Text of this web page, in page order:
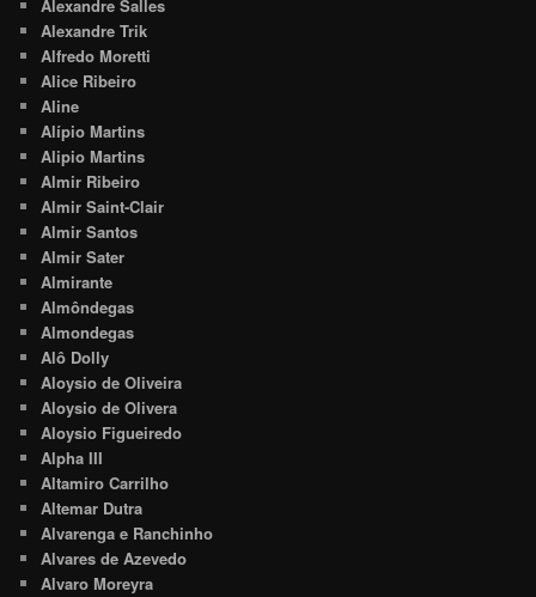
Alexandre Salles
Alexandre Trik
Alfredo Moretti
Alice Ribeiro
Aline
Alípio Martins
Alipio Martins
Almir Ribeiro
Almir Saint-Clair
Almir Santos
Almir Sater
Almirante
Almôndegas
Almondegas
Alô Dolly
Aloysio de Oliveira
Aloysio de Olivera
Aloysio Figueiredo
Alpha III
Altamiro Carrilho
Altemar Dutra
Alvarenga e Ranchinho
Alvares de Azevedo
Alvaro Moreyra